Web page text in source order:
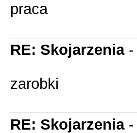
praca
RE: Skojarzenia-
zarobki
RE: Skojarzenia-